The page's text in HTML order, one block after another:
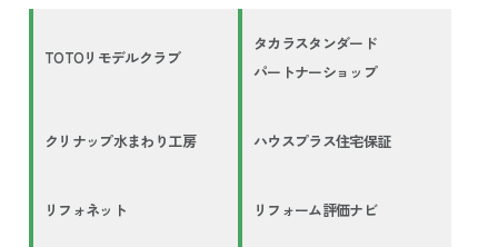
TOTOリモデルクラブ
タカラスタンダード
パートナーショップ
クリナップ水まわり工房 ハウスプラス住宅保証
リフォネット リフォーム評価ナビ